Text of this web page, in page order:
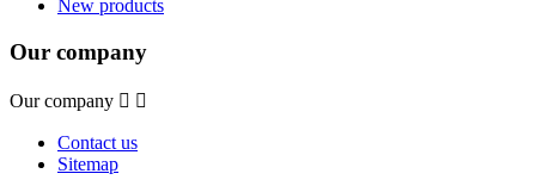
New products
Our company
Our company  
Contact us
Sitemap